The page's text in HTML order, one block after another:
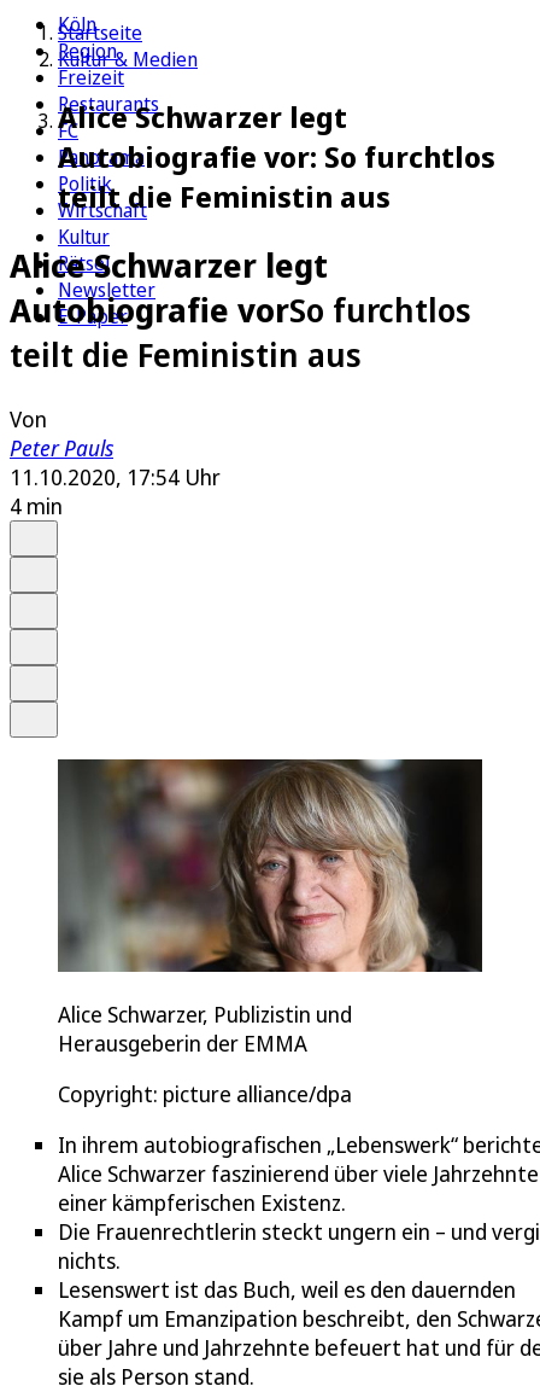
Köln
Region
Freizeit
Restaurants
FC
Panorama
Politik
Wirtschaft
Kultur
Rätsel
Newsletter
E-Paper
Startseite
Kultur & Medien
Alice Schwarzer legt
Autobiografie vor: So furchtlos
teilt die Feministin aus
Alice Schwarzer legt
Autobiografie vorSo furchtlos
teilt die Feministin aus
Von
Peter Pauls
11.10.2020, 17:54 Uhr
4 min
Alice Schwarzer, Publizistin und
Herausgeberin der EMMA
Copyright: picture alliance/dpa
In ihrem autobiografischen „Lebenswerk“
Alice Schwarzer faszinierend über viele Jahrzehnte
einer kämpferischen Existenz.
Die Frauenrechtlerin steckt ungern ein – und
nichts.
Lesenswert ist das Buch, weil es den dauernden
Kampf um Emanzipation beschreibt, den
über Jahre und Jahrzehnte befeuert hat und für
sie als Person stand.